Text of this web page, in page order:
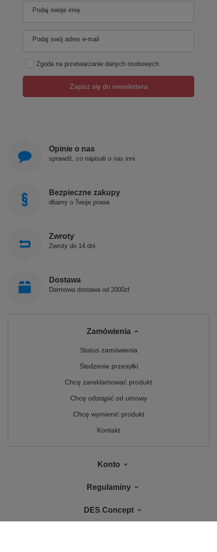
Podaj swoje imię
Podaj swój adres e-mail
Zgoda na przetwarzanie danych osobowych
Zapisz się do newslettera
Opinie o nas
sprawdź, co napisali o nas inni
Bezpieczne zakupy
dbamy o Twoje prawa
Zwroty
Zwroty do 14 dni
Dostawa
Darmowa dostawa od 2000zł
Zamówienia
Status zamówienia
Śledzenie przesyłki
Chcę zareklamować produkt
Chcę odstąpić od umowy
Chcę wymienić produkt
Kontakt
Konto
Regulaminy
DES Concept